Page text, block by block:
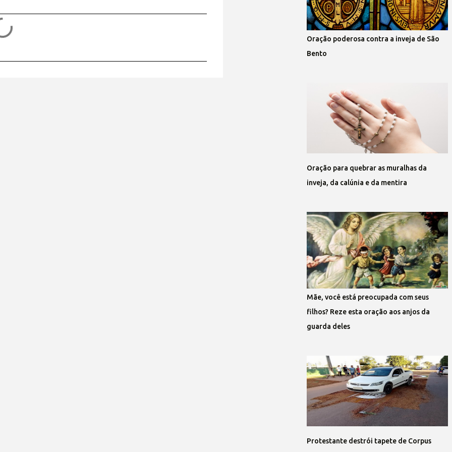
Oração poderosa contra a inveja de São
Bento
Oração para quebrar as muralhas da
inveja, da calúnia e da mentira
Mãe, você está preocupada com seus
filhos? Reze esta oração aos anjos da
guarda deles
Protestante destrói tapete de Corpus